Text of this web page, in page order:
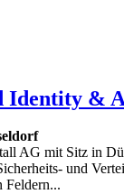
Identity &
AG mit Sitz in
und
Feldern...